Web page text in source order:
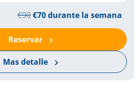
€90€70 durante la semana
Reservar
Mas detalle